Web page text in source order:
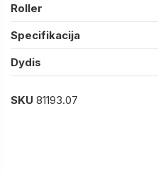
Roller
Specifikacija
Dydis
SKU 81193.07